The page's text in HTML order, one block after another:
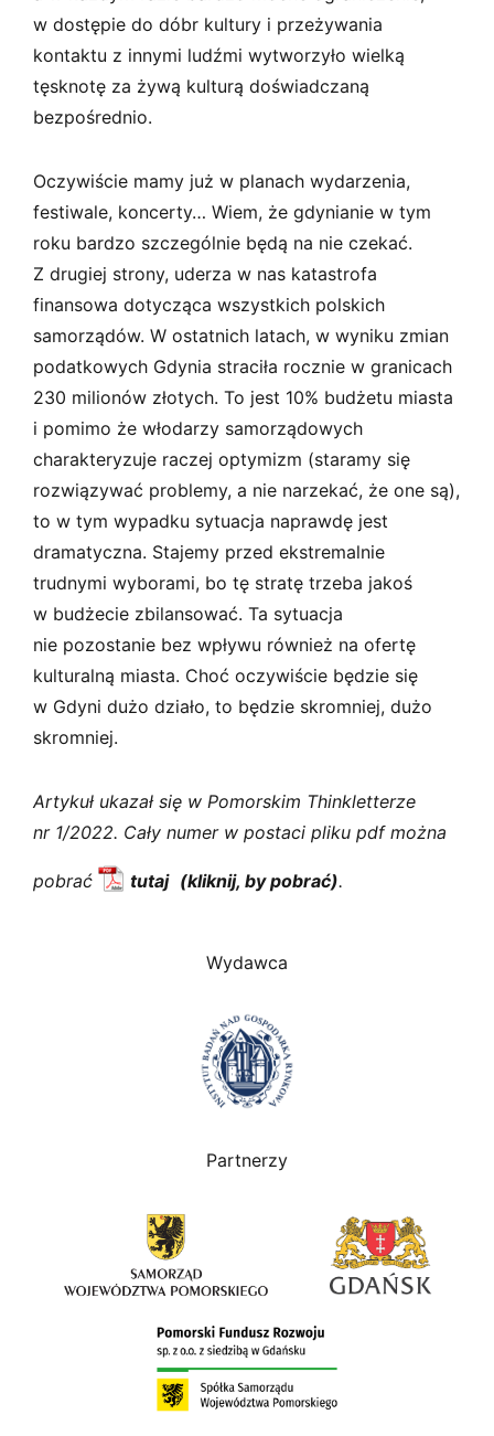
w dostępie do dóbr kultury i przeżywania
kontaktu z innymi ludźmi wytworzyło wielką
tęsknotę za żywą kulturą doświadczaną
bezpośrednio.
Oczywiście mamy już w planach wydarzenia,
festiwale, koncerty… Wiem, że gdynianie w tym
roku bardzo szczególnie będą na nie czekać.
Z drugiej strony, uderza w nas katastrofa
finansowa dotycząca wszystkich polskich
samorządów. W ostatnich latach, w wyniku zmian
podatkowych Gdynia straciła rocznie w granicach
230 milionów złotych. To jest 10% budżetu miasta
i pomimo że włodarzy samorządowych
charakteryzuje raczej optymizm (staramy się
rozwiązywać problemy, a nie narzekać, że one są),
to w tym wypadku sytuacja naprawdę jest
dramatyczna. Stajemy przed ekstremalnie
trudnymi wyborami, bo tę stratę trzeba jakoś
w budżecie zbilansować. Ta sytuacja
nie pozostanie bez wpływu również na ofertę
kulturalną miasta. Choć oczywiście będzie się
w Gdyni dużo działo, to będzie skromniej, dużo
skromniej.
Artykuł ukazał się w Pomorskim Thinkletterze
nr 1/2022. Cały numer w postaci pliku pdf można
pobrać tutaj .
Wydawca
Partnerzy